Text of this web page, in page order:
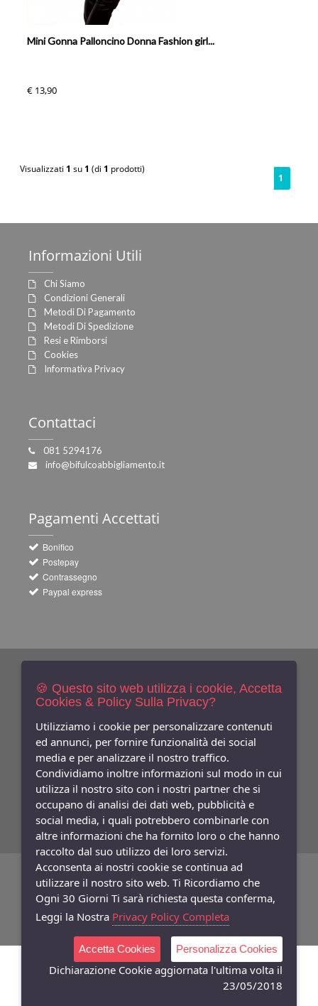
Mini Gonna Palloncino Donna Fashion girl...
€ 13,90
Visualizzati 1 su 1 (di 1 prodotti)
1
Informazioni Utili
Chi Siamo
Condizioni Generali
Metodi Di Pagamento
Metodi Di Spedizione
Resi e Rimborsi
Cookies
Informativa Privacy
Contattaci
081 5294176
info@bifulcoabbigliamento.it
Pagamenti Accettati
Bonifico
Postepay
Contrassegno
Paypal express
NewslettersIscriviti Gratis
Indica qui la tua email per ricevere sconti e newsletter.
Consenso
Privacy
Facebook
SeguiciSu
©Copyright 2026 Bifulco Abbigliamento- P.Iva: 07252141218
Powered:synchrosystem labs- Design:adesigner
🍪 Questo sito web utilizza i cookie, Accetta
Cookies & Policy Sulla Privacy?
Utilizziamo i cookie per personalizzare contenuti
ed annunci, per fornire funzionalità dei social
media e per analizzare il nostro traffico.
Condividiamo inoltre informazioni sul modo in cui
utilizza il nostro sito con i nostri partner che si
occupano di analisi dei dati web, pubblicità e
social media, i quali potrebbero combinarle con
altre informazioni che ha fornito loro o che hanno
raccolto dal suo utilizzo dei loro servizi.
Acconsenta ai nostri cookie se continua ad
utilizzare il nostro sito web. Ti Ricordiamo che
Ogni 30 Giorni Ti sarà richiesta questa conferma,
Leggi la Nostra Privacy Policy Completa
Accetta Cookies Personalizza Cookies
Dichiarazione Cookie aggiornata l'ultima volta il
23/05/2018